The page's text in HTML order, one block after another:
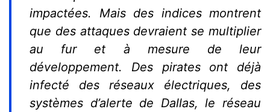
impactées. Mais des indices montrent
que des attaques devraient se multiplier
au fur et à mesure de leur
développement. Des pirates ont déjà
infecté des réseaux électriques, des
systèmes d’alerte de Dallas, le réseau